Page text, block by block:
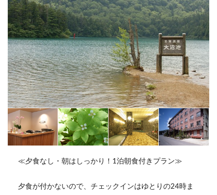
≪夕食なし・朝はしっかり！1泊朝食付きプラン≫
夕食が付かないので、チェックインはゆとりの24時ま